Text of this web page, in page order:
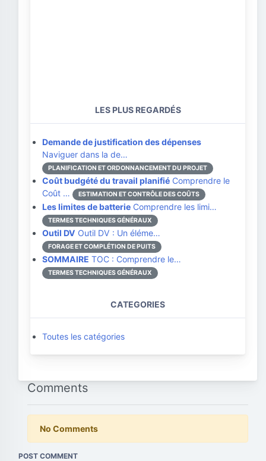
LES PLUS REGARDÉS
Demande de justification des dépenses
Naviguer dans la de…
PLANIFICATION ET ORDONNANCEMENT DU PROJET
Coût budgété du travail planifié Comprendre le
Coût …
ESTIMATION ET CONTRÔLE DES COÛTS
Les limites de batterie Comprendre les limi…
TERMES TECHNIQUES GÉNÉRAUX
Outil DV Outil DV : Un éléme…
FORAGE ET COMPLÉTION DE PUITS
SOMMAIRE TOC : Comprendre le…
TERMES TECHNIQUES GÉNÉRAUX
CATEGORIES
Toutes les catégories
Comments
No Comments
POST COMMENT